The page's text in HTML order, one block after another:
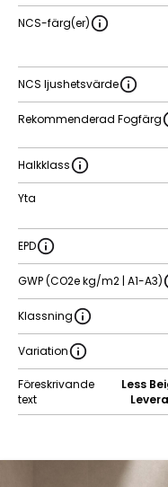
NCS-färg(er)
NCS ljushetsvärde
Rekommenderad Fogfärg
Halkklass
Yta
EPD
GWP (CO2e kg/m2 | A1-A3)
Klassning
Variation
Föreskrivande
text
Less